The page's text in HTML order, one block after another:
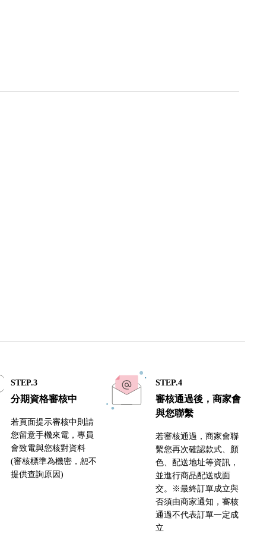
STEP.3
分期資格審核中
若頁面提示審核中則請
您留意手機來電，專員
會致電與您核對資料
(審核標準為機密，恕不
提供查詢原因)
STEP.4
審核通過後，商家會
與您聯繫
若審核通過，商家會聯
繫您再次確認款式、顏
色、配送地址等資訊，
並進行商品配送或面
交。※最終訂單成立與
否須由商家通知，審核
通過不代表訂單一定成
立